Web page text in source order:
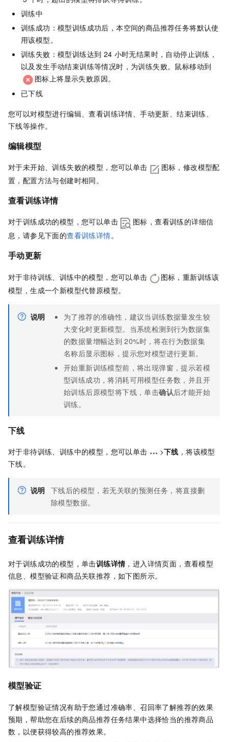
训练中
训练成功：模型训练成功后，本空间的商品推荐任务将默认使
用该模型。
训练失败：模型训练达到 24 小时无结果时，自动停止训练，
以及发生手动结束训练等情况时，为训练失败。鼠标移动到
图标上将显示失败原因。
已下线
您可以对模型进行编辑、查看训练详情、手动更新、结束训练、
下线等操作。
编辑模型
对于未开始、训练失败的模型，您可以单击
图标，修改模型配
置，配置方法与创建时相同。
查看训练详情
对于训练成功的模型，您可以单击
图标，查看训练的详细信
息，请参见下面的查看训练详情。
手动更新
对于非待训练、训练中的模型，您可以单击
图标，重新训练该
模型，生成一个新模型代替原模型。
说明
为了推荐的准确性，建议当训练数据量发生较
大变化时更新模型。当系统检测到行为数据集
的数据量增幅达到 20%时，将在行为数据集
名称后显示图标，提示您对模型进行更新。
开始重新训练模型前，将出现弹窗，提示若模
型训练成功，将消耗可用模型任务数，并且开
始训练后原模型将下线，单击确认后才能开始
训练。
下线
对于非待训练、训练中的模型，您可以单击 >下线 ，将该模型
下线。
说明 下线后的模型，若无关联的预测任务，将直接删
除模型数据。
查看训练详情
对于训练成功的模型，单击训练详情，进入详情页面，查看模型
信息、模型验证和商品关联推荐，如下图所示。
模型验证
了解模型验证情况有助于您通过准确率、召回率了解推荐的效果
预期，帮助您在后续的商品推荐任务结果中选择恰当的推荐商品
数，以便获得较高的推荐效果。